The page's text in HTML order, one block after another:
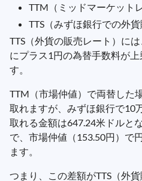
TTM（ミッドマーケット
TTS（みずほ銀行での外
TTS（外貨の販売レート）に
にプラス1円の為替手数料が
す。
TTM（市場仲値）で両替した
取れますが、みずほ銀行で10
取れる金額は647.24米ドルと
で、市場仲値（153.50円）で
ます。
つまり、この差額がTTS（外